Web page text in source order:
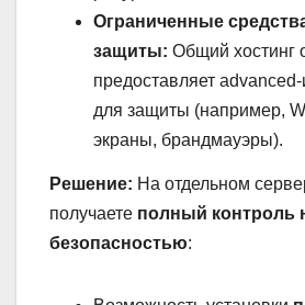
Ограниченные
защиты: Общий хостинг
предоставляет
для защиты (например,
экраны, брандмауэры).
Решение: На отдельном
получаете полный контроль
безопасностью: